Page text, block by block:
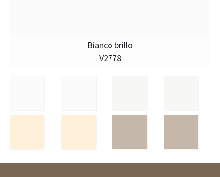
Bianco brillo
V2778